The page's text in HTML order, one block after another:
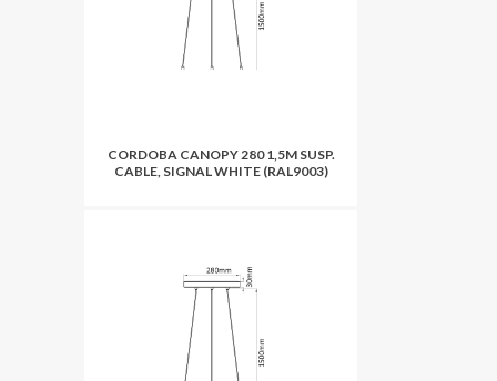
CORDOBA CANOPY 280 1,5M SUSP.
CABLE, SIGNAL WHITE (RAL9003)